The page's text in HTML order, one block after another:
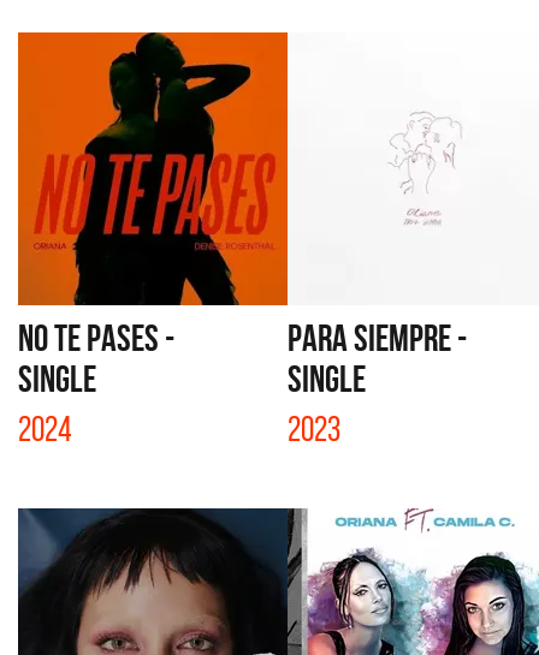
NO TE PASES -
SINGLE
2024
PARA SIEMPRE -
SINGLE
2023